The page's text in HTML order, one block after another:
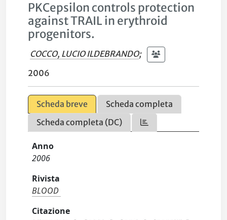
PKCepsilon controls protection
against TRAIL in erythroid
progenitors.
COCCO, LUCIO ILDEBRANDO;
2006
Scheda breve
Scheda completa
Scheda completa (DC)
Anno
2006
Rivista
BLOOD
Citazione